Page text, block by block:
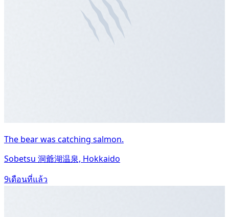
The bear was catching salmon.
Sobetsu 洞爺湖温泉, Hokkaido
9เดือนที่แล้ว